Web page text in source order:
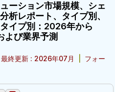
ーション市場規模、シェ
析レポート、タイプ別、
イプ別：2026年から
よび業界予測
最終更新 : 2026年07月
フォー